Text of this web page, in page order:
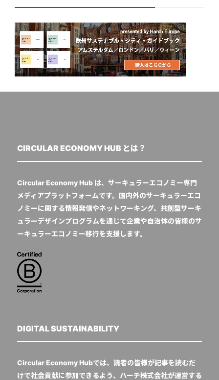
CIRCULAR ECONOMY HUB とは？
Circular Economy Hub は、サーキュラーエコノミー専門
メディアプラットフォームです。国内外のサーキュラーエコ
ノミーに関する情報発信やネットワーキング、共創型サーキ
ュラーデザインプログラムを通じて企業や自治体の皆様のサ
ーキュラーエコノミー移行を支援します。
DIGITAL SUSTAINABILITY
Circular Economy Hubでは、読者の皆様が記事を読むだ
けで社会貢献に参加できるよう、ハーチ株式会社が運営する